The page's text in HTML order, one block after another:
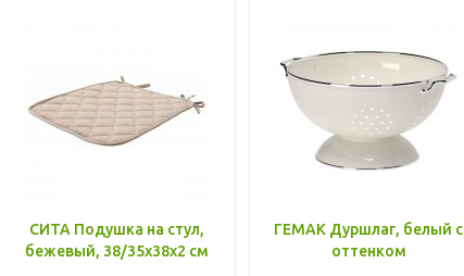
СИТА Подушка на стул,
бежевый, 38/35x38x2 см
ГЕМАК Дуршлаг, белый с
оттенком